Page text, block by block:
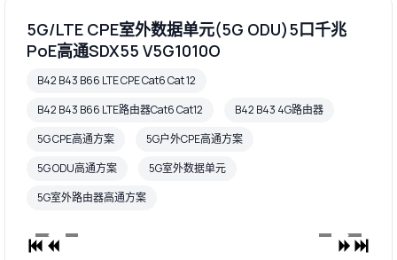
5G/LTE CPE室外数据单元(5G ODU)5口千兆
PoE高通SDX55 V5G1010O
B42 B43 B66 LTE CPE Cat6 Cat 12
B42 B43 B66 LTE路由器Cat6 Cat12
B42 B43 4G路由器
5G CPE高通方案
5G户外CPE高通方案
5G ODU高通方案
5G室外数据单元
5G室外路由器高通方案